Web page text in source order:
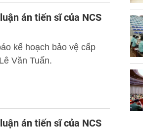
án tiến sĩ của NCS
kế hoạch bảo vệ cấp
Văn Tuấn.
án tiến sĩ của NCS